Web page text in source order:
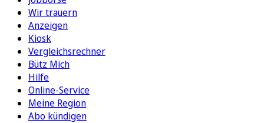
Wir trauern
Anzeigen
Kiosk
Vergleichsrechner
Bütz Mich
Hilfe
Online-Service
Meine Region
Abo kündigen